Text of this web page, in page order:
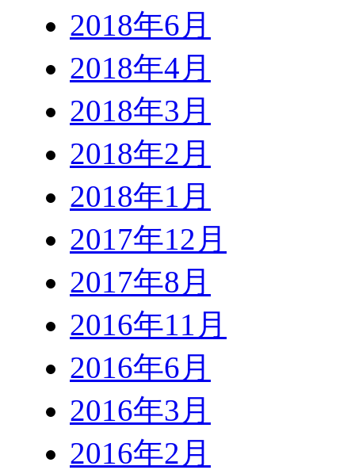
2018年6月
2018年4月
2018年3月
2018年2月
2018年1月
2017年12月
2017年8月
2016年11月
2016年6月
2016年3月
2016年2月